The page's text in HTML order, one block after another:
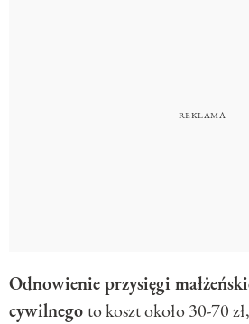
Odnowienie przysięgi
cywilnegoto koszt około 30-70